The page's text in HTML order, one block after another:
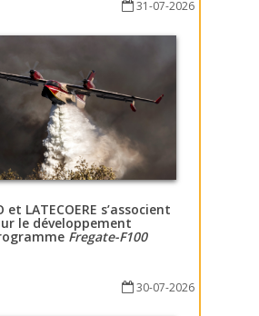
31-07-2026
et LATECOERE s’associent
le développement
Fregate-F100
30-07-2026